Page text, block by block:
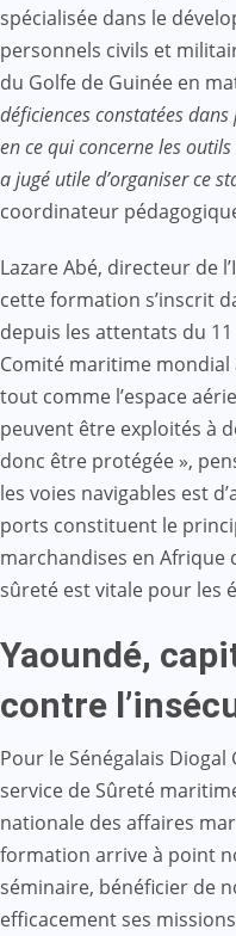
spécialisée dans le
personnels civils et
du Golfe de Guinée en
déficiences constatées
en ce qui concerne les
a jugé utile d’organiser ce
coordinateur
Lazare Abé, directeur de
cette formation s’inscrit
depuis les attentats du
Comité maritime mondial
tout comme l’espace
peuvent être exploités à
donc être protégée »,
les voies navigables est
ports constituent le
marchandises en Afrique
sûreté est vitale pour les
Yaoundé,
contre
Pour le Sénégalais
service de Sûreté
nationale des affaires
formation arrive à point
séminaire, bénéficier de
efficacement ses